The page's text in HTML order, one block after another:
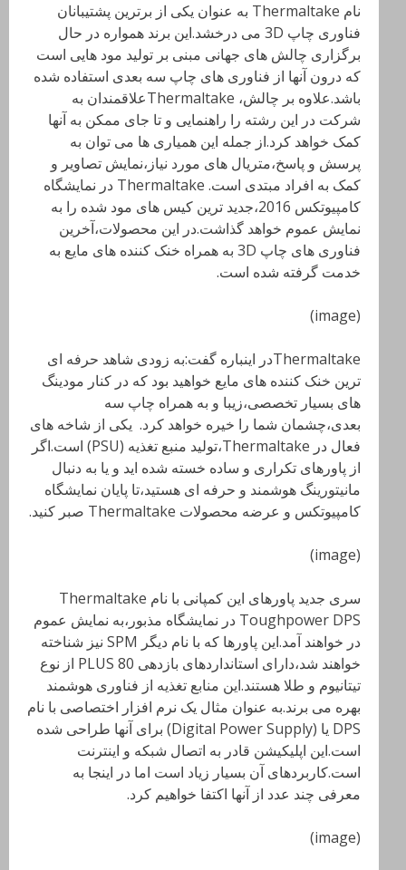
نام Thermaltake
به عنوان یکی از برترین پشتیبانان
فناوری چاپ 3 D
می درخشد.این برند همواره در حال
برگزاری چالش های جهانی مبنی بر تولید مود هایی است
که درون آنها از فناوری های چاپ سه بعدی استفاده شده
باشد.علاوه بر چالش،
Thermaltakeعلاقمندان به
شرکت در این رشته را راهنمایی و تا جای ممکن به آنها
کمک خواهد کرد.از جمله این همیاری ها می توان به
پرسش و پاسخ،متریال های مورد نیاز،نمایش تصاویر و
کمک به افراد مبتدی است. Thermaltake
در نمایشگاه
کامپیوتکس 2016،جدید ترین کیس های مود شده را به
نمایش عموم خواهد گذاشت.در این محصولات،آخرین
فناوری های چاپ 3 D
به همراه خنک کننده های مایع به
خدمت گرفته شده است.
(image)
Thermaltakeدر اینباره گفت:به زودی شاهد حرفه ای
ترین خنک کننده های مایع خواهید بود که در کنار مودینگ
های بسیار تخصصی،زیبا و به همراه چاپ سه
بعدی،چشمان شما را خیره خواهد کرد. یکی از شاخه های
فعال در Thermaltake،تولید منبع تغذیه (PSU) است.اگر
از پاورهای تکراری و ساده خسته شده اید و یا به دنبال
مانیتورینگ هوشمند و حرفه ای هستید،تا پایان نمایشگاه
کامپیوتکس و عرضه محصولات Thermaltake
صبر کنید.
(image)
سری جدید پاورهای این کمپانی با نام Thermaltake
Toughpower DPS در نمایشگاه مذبور،به نمایش عموم
در خواهند آمد.این پاورها که با نام دیگر SPM نیز شناخته
خواهند شد،دارای استانداردهای بازدهی 80
PLUS از نوع
تیتانیوم و طلا هستند.این منابع تغذیه از فناوری هوشمند
بهره می برند.به عنوان مثال یک نرم افزار اختصاصی با نام
DPS یا (
Digital Power Supply) برای آنها طراحی شده
است.این اپلیکیشن قادر به اتصال شبکه و اینترنت
است.کاربردهای آن بسیار زیاد است اما در اینجا به
معرفی چند عدد از آنها اکتفا خواهیم کرد.
(image)